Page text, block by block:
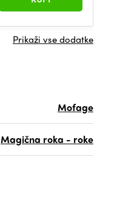
Prikaži vse dodatke
Mofage
Magična roka - roke